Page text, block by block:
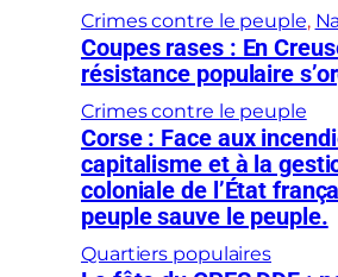
Crimes contre le peuple,
Coupes rases : En
résistance populaire
Crimes contre le peuple
Corse : Face aux
capitalisme et à la
coloniale de l’État
peuple sauve le peuple.
Quartiers populaires